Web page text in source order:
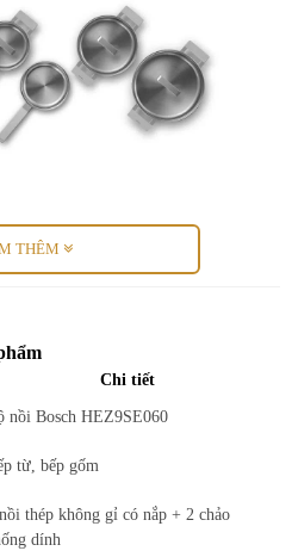
chảo làm bằng thép không gỉ có
chống dính để nấu ăn hoặc chiên
hơn. Bộ sản phẩm có thể rửa bằng
ra, thiết kế xếp chồng tiện dụng
THÊM
Chi tiết
nồi Bosch HEZ9SE060
từ, bếp gốm
thép không gỉ có nắp + 2 chảo
dính